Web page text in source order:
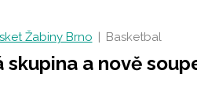
Žabiny Brno | Basketbal
skupina a nově